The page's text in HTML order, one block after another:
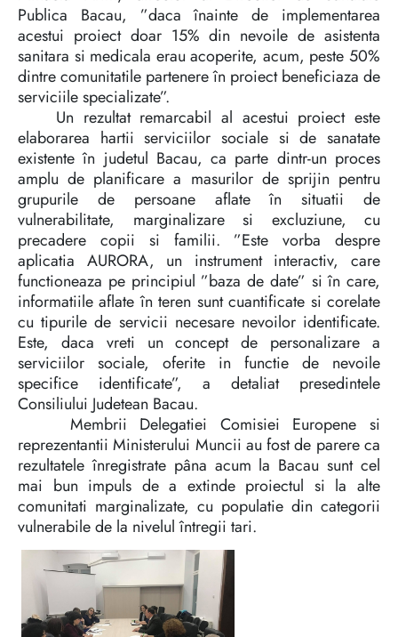
Publica Bacau, ”daca înainte de implementarea
acestui proiect doar 15% din nevoile de asistenta
sanitara si medicala erau acoperite, acum, peste 50%
dintre comunitatile partenere în proiect beneficiaza de
serviciile specializate”.
Un rezultat remarcabil al acestui proiect este
elaborarea hartii serviciilor sociale si de sanatate
existente în judetul Bacau, ca parte dintr-un proces
amplu de planificare a masurilor de sprijin pentru
grupurile de persoane aflate în situatii de
vulnerabilitate, marginalizare si excluziune, cu
precadere copii si familii. ”Este vorba despre
aplicatia AURORA, un instrument interactiv, care
functioneaza pe principiul ”baza de date” si în care,
informatiile aflate în teren sunt cuantificate si corelate
cu tipurile de servicii necesare nevoilor identificate.
Este, daca vreti un concept de personalizare a
serviciilor sociale, oferite in functie de nevoile
specifice identificate”, a detaliat presedintele
Consiliului Judetean Bacau.
Membrii Delegatiei Comisiei Europene si
reprezentantii Ministerului Muncii au fost de parere ca
rezultatele înregistrate pâna acum la Bacau sunt cel
mai bun impuls de a extinde proiectul si la alte
comunitati marginalizate, cu populatie din categorii
vulnerabile de la nivelul întregii tari.